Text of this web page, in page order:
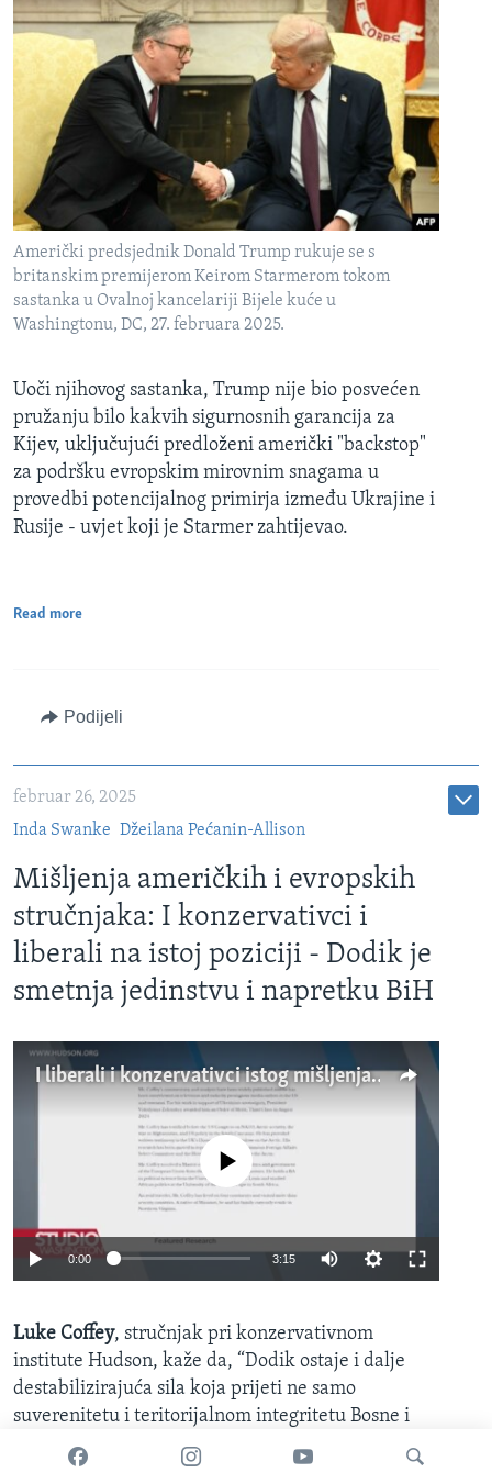
Američki predsjednik Donald Trump rukuje se s
britanskim premijerom Keirom Starmerom tokom
sastanka u Ovalnoj kancelariji Bijele kuće u
Washingtonu, DC, 27. februara 2025.
Uoči njihovog sastanka, Trump nije bio posvećen
pružanju bilo kakvih sigurnosnih garancija za
Kijev, uključujući predloženi američki "backstop"
za podršku evropskim mirovnim snagama u
provedbi potencijalnog primirja između Ukrajine i
Rusije - uvjet koji je Starmer zahtijevao.
Read more
Podijeli
februar 26, 2025
Inda Swanke Džeilana Pećanin-Allison
Mišljenja američkih i evropskih
stručnjaka: I konzervativci i
liberali na istoj poziciji - Dodik je
smetnja jedinstvu i napretku BiH
I liberali i konzervativci istog mišljenja: Dodik je kontinuirana smetnja jedinstvu i napretku BiH
Auto 240p 360p 480p
720p 810p
No media source currently available
0:00 3:15 Auto
360p
480p
720p
Luke Coffey, stručnjak pri konzervativnom
institute Hudson, kaže da, “Dodik ostaje i dalje
destabilizirajuća sila koja prijeti ne samo
suverenitetu i teritorijalnom integritetu Bosne i
Herzegovine, nego i šire,, tj. stabilnosti cijelog
Balkana i Evrope.